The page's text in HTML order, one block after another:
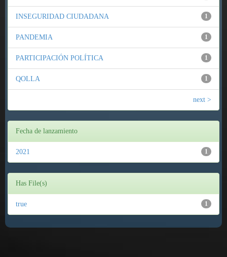
1
INSEGURIDAD CIUDADANA
1
PANDEMIA
1
PARTICIPACIÓN POLÍTICA
1
QOLLA
next >
Fecha de lanzamiento
1
2021
Has File(s)
1
true